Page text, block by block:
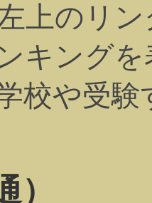
上のリ
キング
校や受